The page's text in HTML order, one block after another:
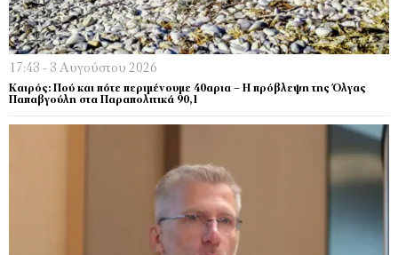
17:43 - 3 Αυγούστου 2026
Καιρός: Πού και πότε περιμένουμε 40αρια – Η πρόβλεψη της Όλγας
Παπαβγούλη στα Παραπολιτικά 90,1